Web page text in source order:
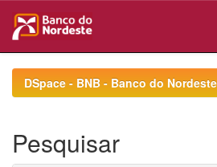
navigationDSpace - BNB - Banco do
Pesquisar